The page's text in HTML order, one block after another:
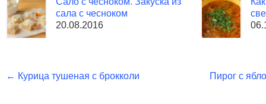
сала с чесноком
20.08.2016
← Курица тушеная с брокколи Пирог с